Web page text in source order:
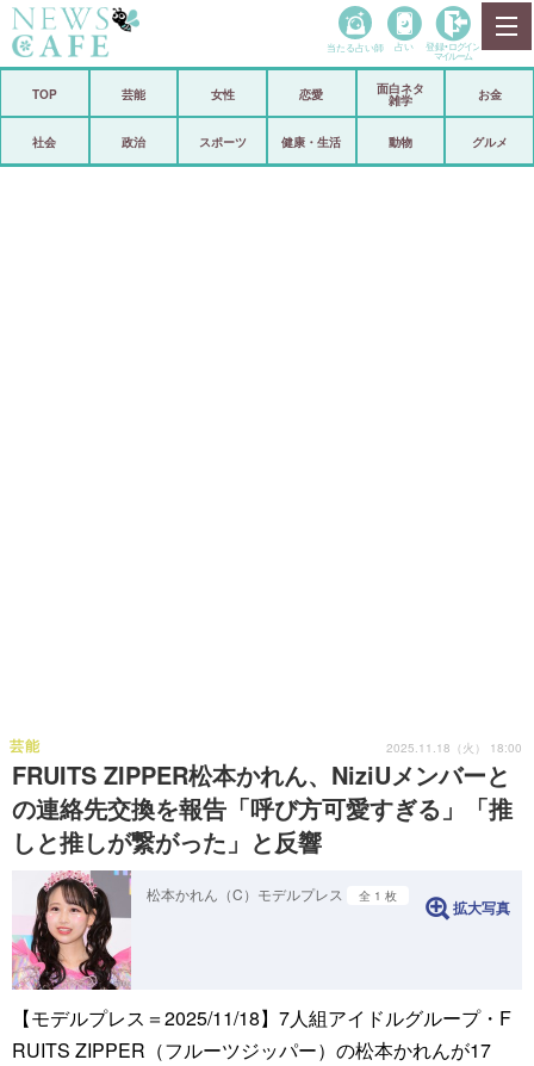
政治
当たる占い師 占い 登録• ログイン
マイルーム
TOP 芸能 女性 恋愛
面白ネタ
雑学
お金
社会 政治 スポーツ 健康・生活 動物 グルメ
FRUITS ZIPPER松本かれん、NiziUメンバーと
の連絡先交換を報告「呼び方可愛すぎる」「推
しと推しが繋がった」と反響
芸能 2025.11.18（火） 18:00
松本かれん（C）モデルプレス 全 1 枚
拡大写真
【モデルプレス＝2025/11/18】7人組アイドルグループ・F
RUITS ZIPPER（フルーツジッパー）の松本かれんが17